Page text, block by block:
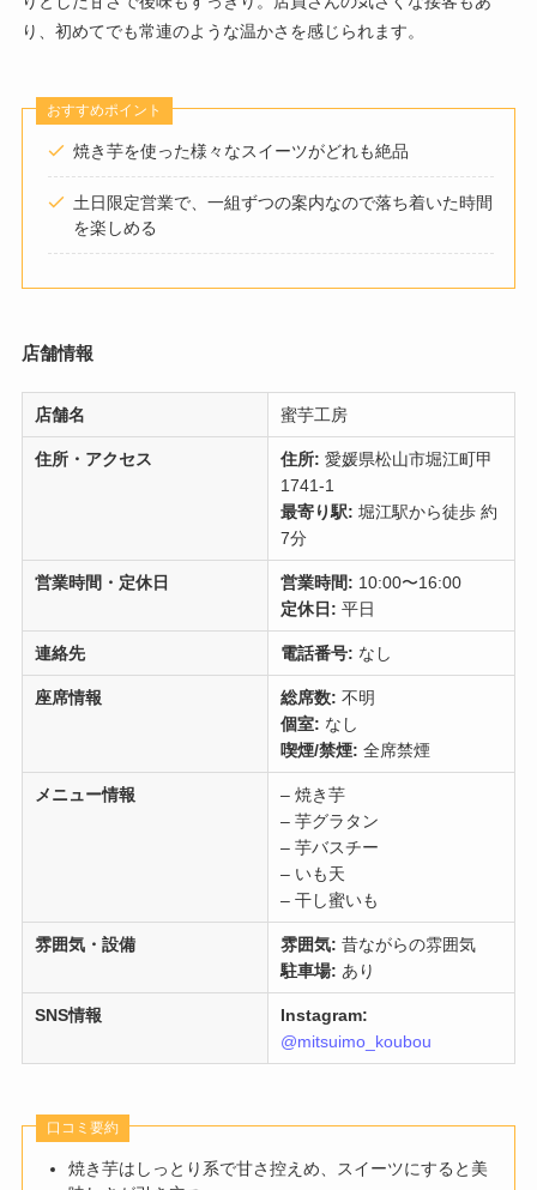
り、初めてでも常連のような温かさを感じられます。
おすすめポイント
焼き芋を使った様々なスイーツがどれも絶品
土日限定営業で、一組ずつの案内なので落ち着いた時間
を楽しめる
店舗情報
店舗名 蜜芋工房
住所・アクセス 住所: 愛媛県松山市堀江町甲
1741-1
最寄り駅: 堀江駅から徒歩 約
7分
営業時間・定休日 営業時間: 10:00〜16:00
定休日: 平日
連絡先 電話番号: なし
座席情報 総席数: 不明
個室: なし
喫煙/禁煙: 全席禁煙
メニュー情報
– 焼き芋
– 芋グラタン
– 芋バスチー
– いも天
– 干し蜜いも
雰囲気・設備 雰囲気: 昔ながらの雰囲気
駐車場: あり
SNS情報
Instagram:
@mitsuimo_koubou
口コミ要約
焼き芋はしっとり系で甘さ控えめ、スイーツにすると美